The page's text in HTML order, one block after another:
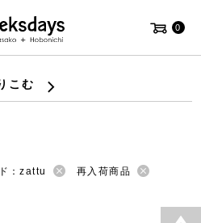
0
こむ
：zattu
再入荷商品